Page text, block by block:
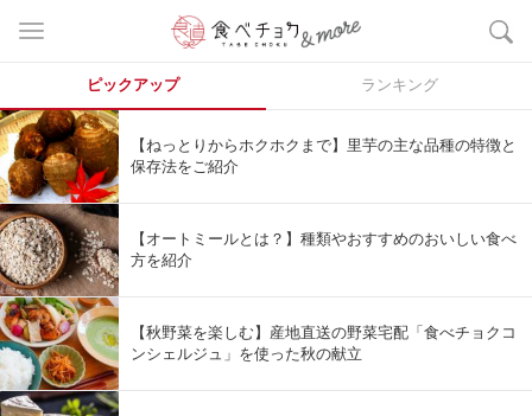
ピックアップ ランキング
【ねっとりからホクホクまで】里芋の主な品種の特徴と
保存法をご紹介
【オートミールとは？】種類やおすすめのおいしい食べ
方を紹介
【秋野菜を楽しむ】産地直送の野菜宅配「食べチョクコ
ンシェルジュ」を使った秋の献立